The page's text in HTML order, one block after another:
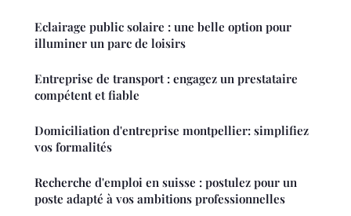
Eclairage public solaire : une belle option pour
illuminer un parc de loisirs
Entreprise de transport : engagez un prestataire
compétent et fiable
Domiciliation d'entreprise montpellier: simplifiez
vos formalités
Recherche d'emploi en suisse : postulez pour un
poste adapté à vos ambitions professionnelles